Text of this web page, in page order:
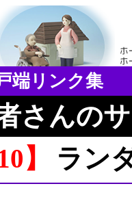
端リンク集
さんの
ラン